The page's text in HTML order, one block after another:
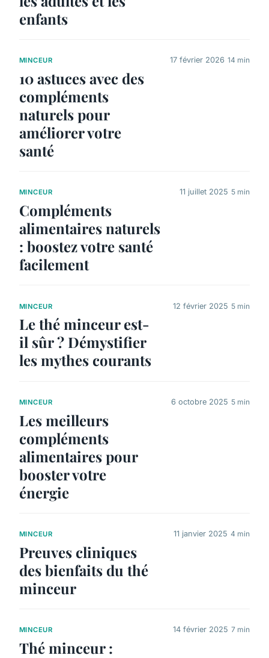
enfants
MINCEUR
10 astuces avec des
compléments
naturels pour
améliorer votre
santé
17 février 2026 14 min
MINCEUR
Compléments
alimentaires naturels
: boostez votre santé
facilement
11 juillet 2025 5 min
MINCEUR
Le thé minceur est-
il sûr ? Démystifier
les mythes courants
12 février 2025 5 min
MINCEUR
Les meilleurs
compléments
alimentaires pour
booster votre
énergie
6 octobre 2025 5 min
MINCEUR
Preuves cliniques
des bienfaits du thé
minceur
11 janvier 2025 4 min
MINCEUR
Thé minceur :
14 février 2025 7 min